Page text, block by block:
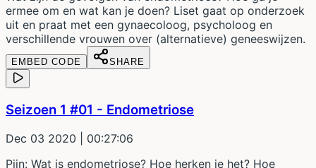
ermee om en wat kan je doen? Liset gaat op onderzoek
uit en praat met een gynaecoloog, psycholoog en
verschillende vrouwen over (alternatieve) geneeswijzen.
EMBED CODE SHARE
Seizoen 1 #01 - Endometriose
Dec 03 2020 | 00:27:06
Pijn: Wat is endometriose? Hoe herken je het? Hoe